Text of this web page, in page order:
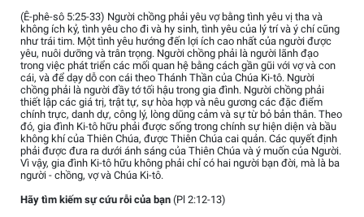
(Ê-phê-sô 5:25-33) Người chồng phải yêu vợ bằng tình yêu vị tha và
không ích kỷ, tình yêu cho đi và hy sinh, tình yêu của lý trí và ý chí cũng
như trái tim. Một tình yêu hướng đến lợi ích cao nhất của người được
yêu, nuôi dưỡng và trân trọng. Người chồng phải là người lãnh đạo
trong việc phát triển các mối quan hệ bằng cách gần gũi với vợ và con
cái, và để dạy dỗ con cái theo Thánh Thần của Chúa Ki-tô. Người
chồng phải là người đầy tớ tối hậu trong gia đình. Người chồng phải
thiết lập các giá trị, trật tự, sự hòa hợp và nêu gương các đặc điểm
chính trực, danh dự, công lý, lòng dũng cảm và sự từ bỏ bản thân. Theo
đó, gia đình Ki-tô hữu phải được sống trong chính sự hiện diện và bầu
không khí của Thiên Chúa, được Thiên Chúa cai quản. Các quyết định
phải được đưa ra dưới ánh sáng của Thiên Chúa và ý muốn của Người.
Vì vậy, gia đình Ki-tô hữu không phải chỉ có hai người bạn đời, mà là ba
người - chồng, vợ và Chúa Ki-tô.
Hãy tìm kiếm sự cứu rỗi của bạn (Pl 2:12-13)